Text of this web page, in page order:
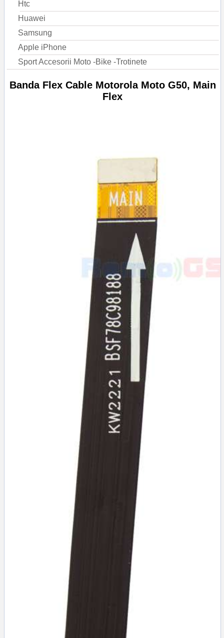
Htc
Huawei
Samsung
Apple iPhone
Sport Accesorii Moto -Bike -Trotinete
Banda Flex Cable Motorola Moto G50, Main
Flex